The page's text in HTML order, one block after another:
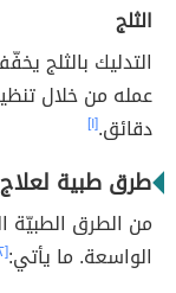
الثلج
التدليك بالثلج
دقائق.[١]
طرق طبية
من الطرق الطبيّة
الواسعة. ما يأتي:[٢]